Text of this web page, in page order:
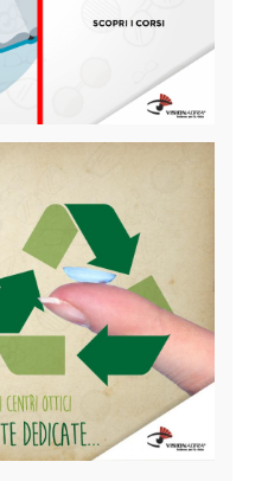
soft
di contattologia soft